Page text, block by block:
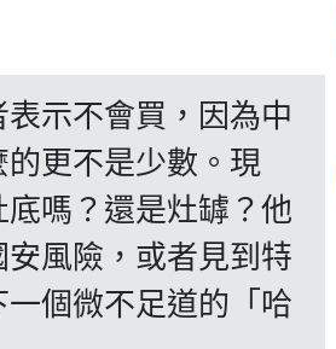
示不會買，因為中
更不是少數。現
嗎？還是灶罅？他
風險，或者見到特
個微不足道的「哈